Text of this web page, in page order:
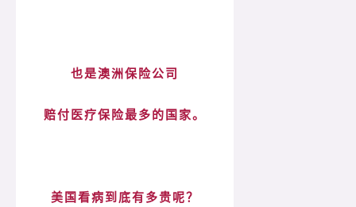
也是澳洲保险公司
赔付医疗保险最多的国家。
美国看病到底有多贵呢？